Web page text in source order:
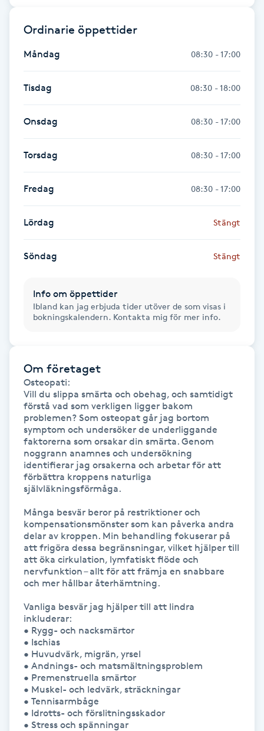
Fransk manikyr
Funktionsanalys
Färgning
Gel naglar
Gellack
Gellack med förstärkning
Gravidmassage
Gravidyoga
Gruppträning
Gua Sha-massage
Hatha Yoga
Headspa
Healing
Herrklippning
Ordinarie öppettider
Måndag 08:30 - 17:00
Tisdag 08:30 - 18:00
Onsdag 08:30 - 17:00
Torsdag 08:30 - 17:00
Fredag 08:30 - 17:00
Lördag Stängt
Söndag Stängt
Info om öppettider
Ibland kan jag erbjuda tider utöver de som visas i
bokningskalendern. Kontakta mig för mer info.
Om företaget
Osteopati:
Vill du slippa smärta och obehag, och samtidigt
förstå vad som verkligen ligger bakom
problemen? Som osteopat går jag bortom
symptom och undersöker de underliggande
faktorerna som orsakar din smärta. Genom
noggrann anamnes och undersökning
identifierar jag orsakerna och arbetar för att
förbättra kroppens naturliga
självläkningsförmåga.
Många besvär beror på restriktioner och
kompensationsmönster som kan påverka andra
delar av kroppen. Min behandling fokuserar på
att frigöra dessa begränsningar, vilket hjälper till
att öka cirkulation, lymfatiskt flöde och
nervfunktion – allt för att främja en snabbare
och mer hållbar återhämtning.
Vanliga besvär jag hjälper till att lindra
inkluderar:
• Rygg- och nacksmärtor
• Ischias
• Huvudvärk, migrän, yrsel
• Andnings- och matsmältningsproblem
• Premenstruella smärtor
• Muskel- och ledvärk, sträckningar
• Tennisarmbåge
• Idrotts- och förslitningsskador
• Stress och spänningar